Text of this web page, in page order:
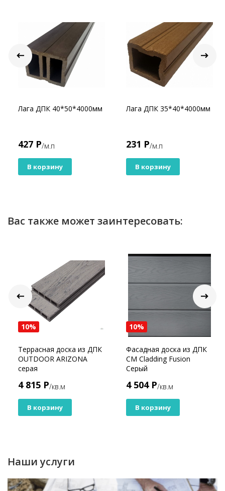
Лага ДПК 40*50*4000мм
427 Р/м.п
В корзину
Лага ДПК 35*40*4000мм
231 Р/м.п
В корзину
Вас также может заинтересовать:
10%
Террасная доска из ДПК
OUTDOOR ARIZONA
серая
4 815 Р/кв.м
В корзину
10%
Фасадная доска из ДПК
CM Cladding Fusion
Серый
4 504 Р/кв.м
В корзину
Наши услуги